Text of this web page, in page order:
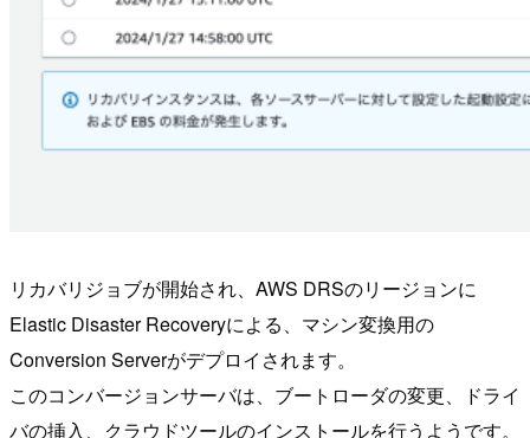
リカバリジョブが開始され、AWS DRSのリージョンに
Elastic Disaster Recoveryによる、マシン変換用の
Conversion Serverがデプロイされます。
このコンバージョンサーバは、ブートローダの変更、ドライ
バの挿入、クラウドツールのインストールを行うようです。